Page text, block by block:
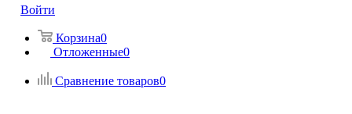
Войти
Корзина0
Отложенные0
Сравнение товаров0